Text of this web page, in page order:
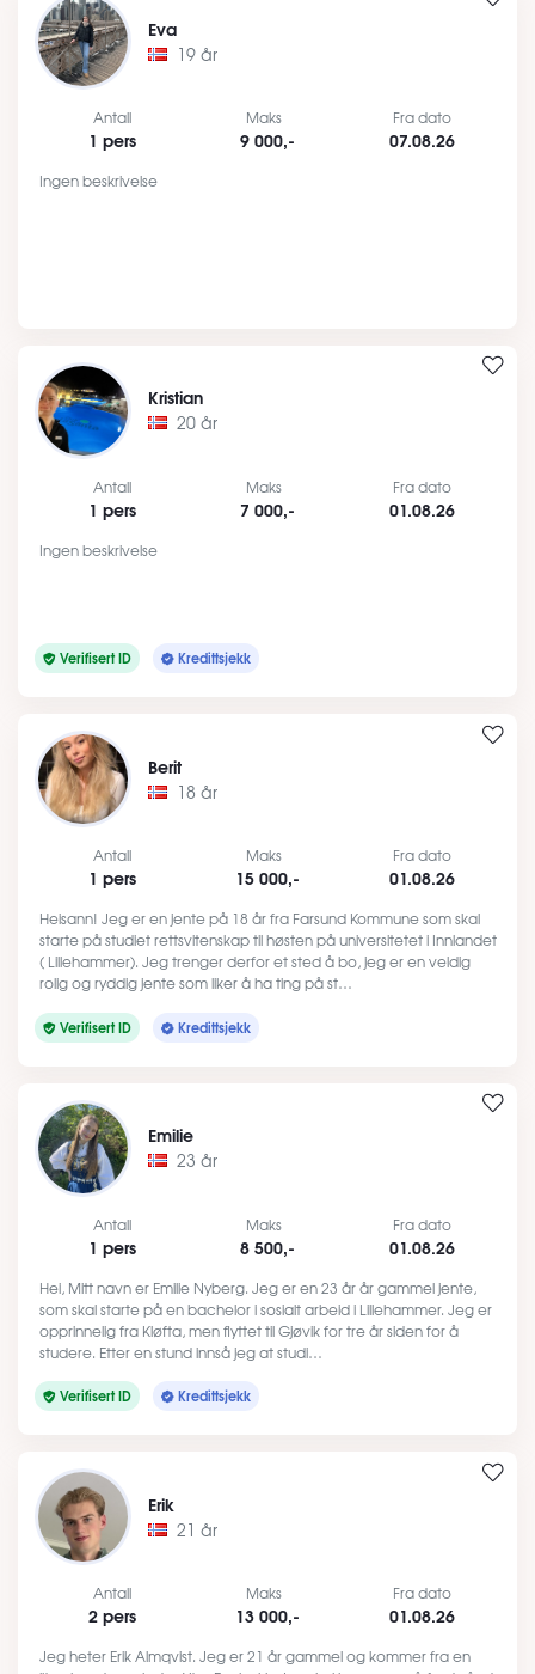
Eva
19 år
Antall
1 pers
Maks
9 000,-
Fra dato
07.08.26
Ingen beskrivelse
Kristian
20 år
Antall
1 pers
Maks
7 000,-
Fra dato
01.08.26
Ingen beskrivelse
Verifisert ID Kredittsjekk
Berit
18 år
Antall
1 pers
Maks
15 000,-
Fra dato
01.08.26
Heisann! Jeg er en jente på 18 år fra Farsund Kommune som skal
starte på studiet rettsvitenskap til høsten på universitetet i Innlandet
( Lillehammer). Jeg trenger derfor et sted å bo, jeg er en veldig
rolig og ryddig jente som liker å ha ting på st…
Verifisert ID Kredittsjekk
Emilie
23 år
Antall
1 pers
Maks
8 500,-
Fra dato
01.08.26
Hei, Mitt navn er Emilie Nyberg. Jeg er en 23 år år gammel jente,
som skal starte på en bachelor i sosialt arbeid i Lillehammer. Jeg er
opprinnelig fra Kløfta, men flyttet til Gjøvik for tre år siden for å
studere. Etter en stund innså jeg at studi…
Verifisert ID Kredittsjekk
Erik
21 år
Antall
2 pers
Maks
13 000,-
Fra dato
01.08.26
Jeg heter Erik Almqvist. Jeg er 21 år gammel og kommer fra en